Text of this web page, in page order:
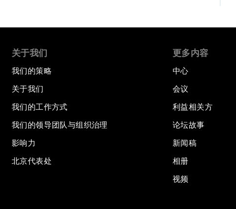
关于我们
我们的策略
关于我们
我们的工作方式
我们的领导团队与组织治理
影响力
北京代表处
更多内容
中心
会议
利益相关方
论坛故事
新闻稿
相册
视频